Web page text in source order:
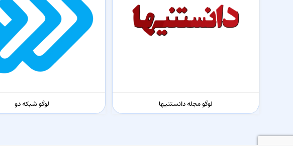
لوگو مجله دانستنیها لوگو شبکه دو